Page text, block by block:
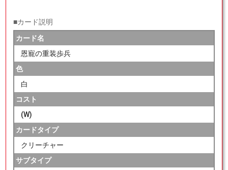
■カード説明
カード名
恩寵の重装歩兵
色
白
コスト
(W)
カードタイプ
クリーチャー
サブタイプ